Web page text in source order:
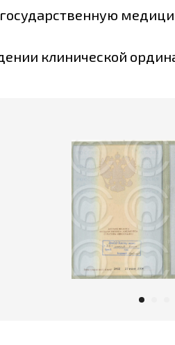
клинической